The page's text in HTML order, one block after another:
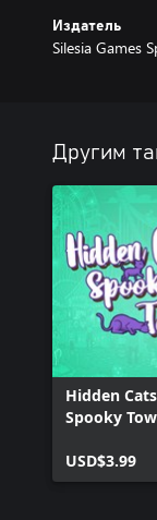
Издатель
Silesia Games
Другим
Hidden
Spooky
USD$3.99